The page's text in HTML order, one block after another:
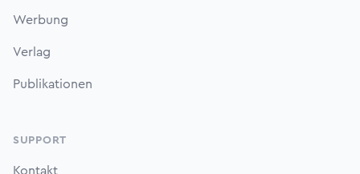
Werbung
Verlag
Publikationen
SUPPORT
Kontakt